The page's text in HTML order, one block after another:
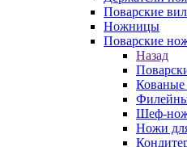
Поварские
Ножницы
Поварские
Назад
Шеф-
Ножи